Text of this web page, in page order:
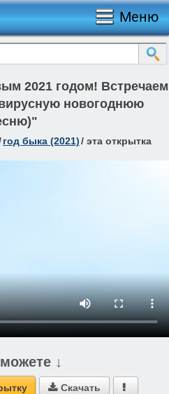
Меню
2021 годом! Встречаем
новогоднюю
год быка (2021)/ эта открытка
↓
 Скачать 